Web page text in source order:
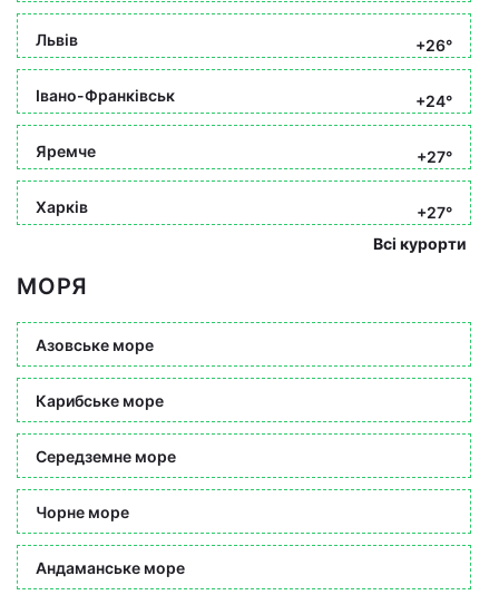
Львів +26°
Івано-Франківськ +24°
Яремче +27°
Харків
+27°
Всі курорти
МОРЯ
Азовське море
Карибське море
Середземне море
Чорне море
Андаманське море